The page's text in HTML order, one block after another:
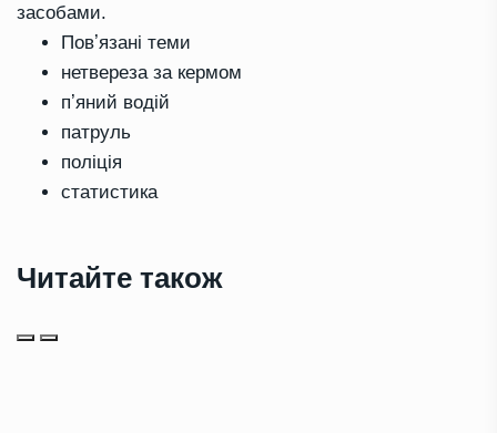
засобами.
Повʼязані теми
нетвереза за кермом
пʼяний водій
патруль
поліція
статистика
Читайте також